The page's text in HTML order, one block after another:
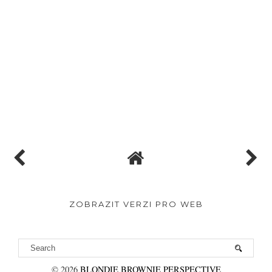
ZOBRAZIT VERZI PRO WEB
© 2026 BLONDIE BROWNIE PERSPECTIVE